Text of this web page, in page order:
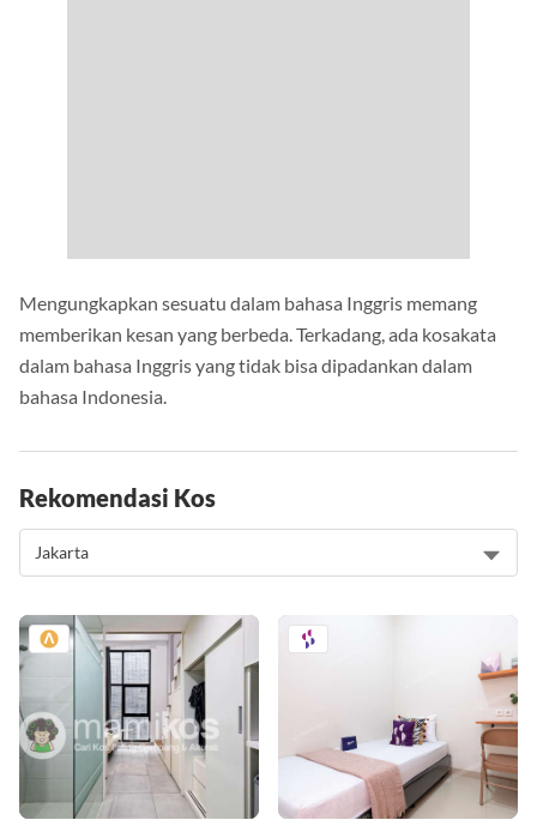
Mengungkapkan sesuatu dalam bahasa Inggris memang
memberikan kesan yang berbeda. Terkadang, ada kosakata
dalam bahasa Inggris yang tidak bisa dipadankan dalam
bahasa Indonesia.
Rekomendasi Kos